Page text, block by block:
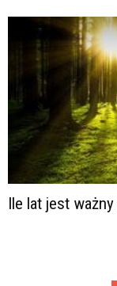
Ile lat jest